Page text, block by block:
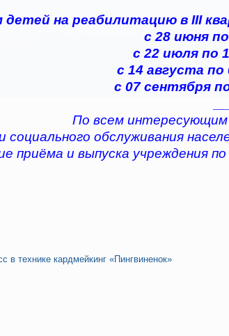
детей на реабилитацию в III
с 28 июня
с 22 июля по
с 14 августа по
с 07 сентября
По всем
социального обслуживания
приёма и выпуска учреждения
в технике кардмейкинг «Пингвиненок»